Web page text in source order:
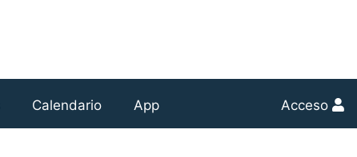
Calendario App Acceso